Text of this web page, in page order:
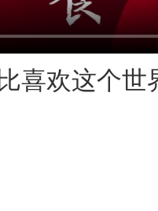
欢这个世